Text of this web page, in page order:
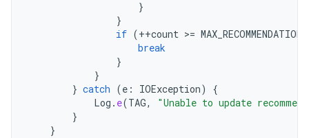
}
}
if (++count >= MAX_RECOMMENDATIONS
break
}
}
} catch (e : IOException)
{
Log . e(TAG,
"Unable to update
}
}